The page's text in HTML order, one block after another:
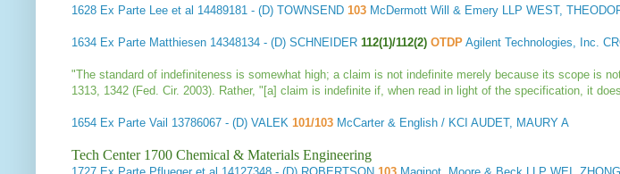
1628 Ex Parte Lee et al 14489181 - (D) TOWNSEND 103 McDermott Will & Emery LLP WEST,
1634 Ex Parte Matthiesen 14348134 - (D) SCHNEIDER 112(1)/112(2) OTDP Agilent Technologies, Inc.
"The standard of indefiniteness is somewhat high; a claim is not indefinite merely because its scope is
1313, 1342 (Fed. Cir. 2003). Rather, "[a] claim is indefinite if, when read in light of the specification, it
1654 Ex Parte Vail 13786067 - (D) VALEK 101/103 McCarter & English / KCI AUDET, MAURY A
Tech Center 1700 Chemical & Materials Engineering